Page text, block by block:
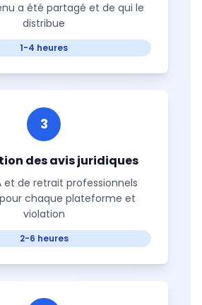
a été partagé et de qui le
distribue
1-4 heures
3
des avis juridiques
et de retrait professionnels
chaque plateforme et
violation
2-6 heures